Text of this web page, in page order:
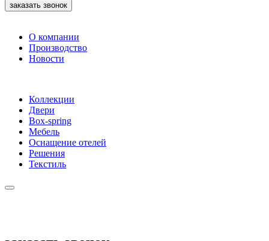
заказать звонок
О компании
Производство
Новости
Коллекции
Двери
Box-spring
Мебель
Оснащение отелей
Решения
Текстиль